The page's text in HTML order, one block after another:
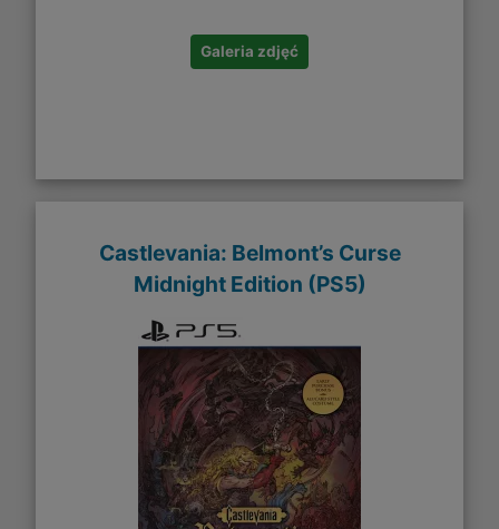
Galeria zdjęć
Castlevania: Belmont’s Curse
Midnight Edition (PS5)